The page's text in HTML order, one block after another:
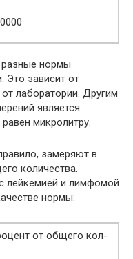
разные нормы
Это зависит от
лаборатории. Другим
является
микролитру.
замеряют в
количества.
лейкемией и лимфомой
нормы:
от общего кол-